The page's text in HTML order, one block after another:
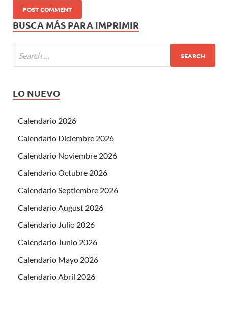
BUSCA MÁS PARA IMPRIMIR
LO NUEVO
Calendario 2026
Calendario Diciembre 2026
Calendario Noviembre 2026
Calendario Octubre 2026
Calendario Septiembre 2026
Calendario August 2026
Calendario Julio 2026
Calendario Junio 2026
Calendario Mayo 2026
Calendario Abril 2026